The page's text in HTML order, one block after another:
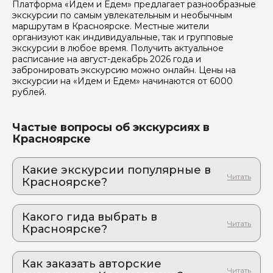
Платформа «Идем и Едем» предлагает разнообразные
экскурсии по самым увлекательным и необычным
маршрутам в Красноярске. Местные жители
организуют как индивидуальные, так и групповые
экскурсии в любое время. Получить актуальное
расписание на август-декабрь 2026 года и
забронировать экскурсию можно онлайн. Цены на
экскурсии на «Идем и Едем» начинаются от 6000
рублей.
Частые вопросы об экскурсиях в
Красноярске
Какие экскурсии популярные в
Красноярске?
(Красноярск)
Путешествие, в котором даже "спящий" вулкан
может преподнести сюрпризы!
2. Тайны комсомольской стройки:
Красноярская ГЭС и Дивногорск
Какого гида выбрать в
Красноярске?
2. Руслан.Э 302
Как заказать авторские